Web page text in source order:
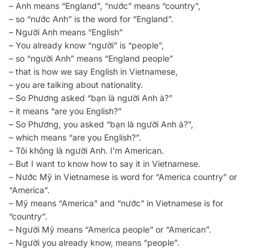
– Anh means “England”, “nước” means “country”,
– so “nước Anh” is the word for “England”.
– Người Anh means “English”
– You already know “người” is “people”,
– so “người Anh” means “England people”
– that is how we say English in Vietnamese,
– you are talking about nationality.
– So Phương asked “bạn là người Anh à?”
– it means “are you English?”
– So Phương, you asked “bạn là người Anh à?”,
– which means “are you English?”.
– Tôi không là người Anh. I’m American.
– But I want to know how to say it in Vietnamese.
– Nước Mỹ in Vietnamese is word for “America country” or
“America”.
– Mỹ means “America” and “nước” in Vietnamese is for
“country”.
– Người Mỹ means “America people” or “American”.
– Người you already know, means “people”.